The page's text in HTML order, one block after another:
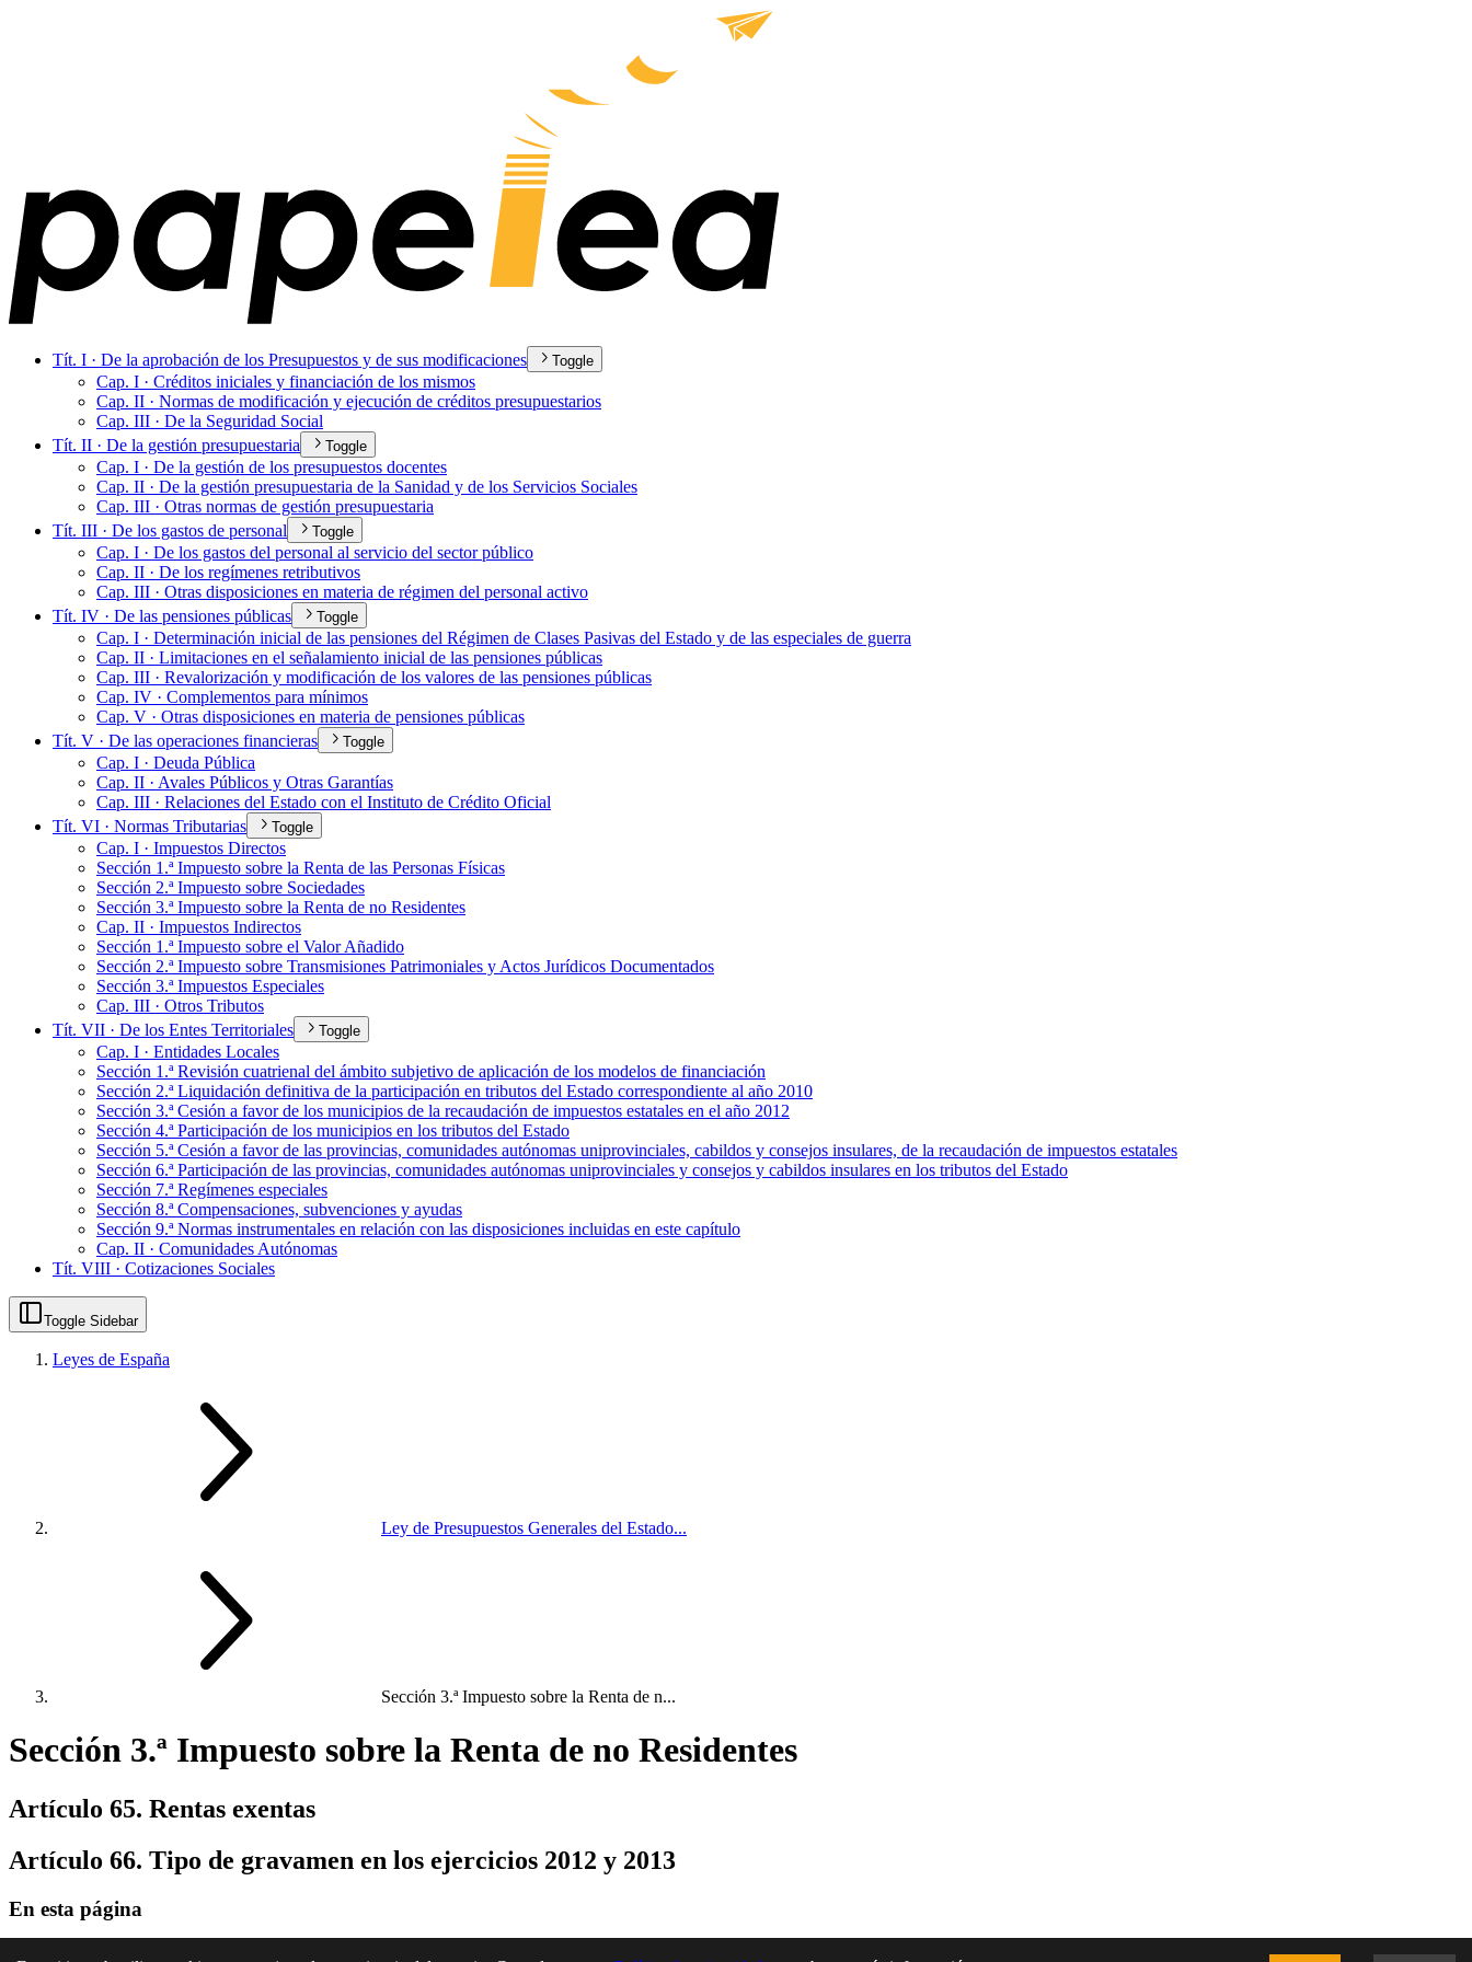
Tít. I · De la aprobación de los Presupuestos y de sus modificaciones Toggle
Cap. I · Créditos iniciales y financiación de los mismos
Cap. II · Normas de modificación y ejecución de créditos presupuestarios
Cap. III · De la Seguridad Social
Tít. II · De la gestión presupuestaria
Toggle
Cap. I · De la gestión de los presupuestos docentes
Cap. II · De la gestión presupuestaria de la Sanidad y de los Servicios Sociales
Cap. III · Otras normas de gestión presupuestaria
Tít. III · De los gastos de personal
Toggle
Cap. I · De los gastos del personal al servicio del sector público
Cap. II · De los regímenes retributivos
Cap. III · Otras disposiciones en materia de régimen del personal activo
Tít. IV · De las pensiones públicas
Toggle
Cap. I · Determinación inicial de las pensiones del Régimen de Clases Pasivas del Estado y de las especiales de guerra
Cap. II · Limitaciones en el señalamiento inicial de las pensiones públicas
Cap. III · Revalorización y modificación de los valores de las pensiones públicas
Cap. IV · Complementos para mínimos
Cap. V · Otras disposiciones en materia de pensiones públicas
Tít. V · De las operaciones financieras
Toggle
Cap. I · Deuda Pública
Cap. II · Avales Públicos y Otras Garantías
Cap. III · Relaciones del Estado con el Instituto de Crédito Oficial
Tít. VI · Normas Tributarias
Toggle
Cap. I · Impuestos Directos
Sección 1.ª Impuesto sobre la Renta de las Personas Físicas
Sección 2.ª Impuesto sobre Sociedades
Sección 3.ª Impuesto sobre la Renta de no Residentes
Cap. II · Impuestos Indirectos
Sección 1.ª Impuesto sobre el Valor Añadido
Sección 2.ª Impuesto sobre Transmisiones Patrimoniales y Actos Jurídicos Documentados
Sección 3.ª Impuestos Especiales
Cap. III · Otros Tributos
Tít. VII · De los Entes Territoriales
Toggle
Cap. I · Entidades Locales
Sección 1.ª Revisión cuatrienal del ámbito subjetivo de aplicación de los modelos de financiación
Sección 2.ª Liquidación definitiva de la participación en tributos del Estado correspondiente al año 2010
Sección 3.ª Cesión a favor de los municipios de la recaudación de impuestos estatales en el año 2012
Sección 4.ª Participación de los municipios en los tributos del Estado
Sección 5.ª Cesión a favor de las provincias, comunidades autónomas uniprovinciales, cabildos y consejos insulares, de la recaudación de impuestos estatales
Sección 6.ª Participación de las provincias, comunidades autónomas uniprovinciales y consejos y cabildos insulares en los tributos del Estado
Sección 7.ª Regímenes especiales
Sección 8.ª Compensaciones, subvenciones y ayudas
Sección 9.ª Normas instrumentales en relación con las disposiciones incluidas en este capítulo
Cap. II · Comunidades Autónomas
Tít. VIII · Cotizaciones Sociales
Toggle Sidebar
Leyes de España
Ley de Presupuestos Generales del Estado...
Sección 3.ª Impuesto sobre la Renta de n...
Sección 3.ª Impuesto sobre la Renta de no Residentes
Artículo 65. Rentas exentas
Artículo 66. Tipo de gravamen en los ejercicios 2012 y 2013
En esta página